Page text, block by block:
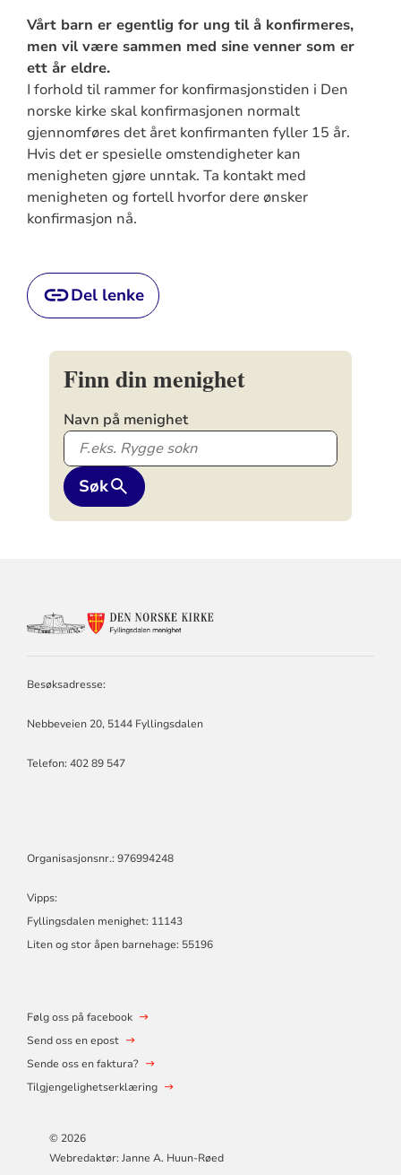
Vårt barn er egentlig for ung til å konfirmeres,
men vil være sammen med sine venner som er
ett år eldre.
I forhold til rammer for konfirmasjonstiden i Den
norske kirke skal konfirmasjonen normalt
gjennomføres det året konfirmanten fyller 15 år.
Hvis det er spesielle omstendigheter kan
menigheten gjøre unntak. Ta kontakt med
menigheten og fortell hvorfor dere ønsker
konfirmasjon nå.
Del lenke
Finn din menighet
Navn på menighet
Søk
Besøksadresse:
Nebbeveien 20, 5144 Fyllingsdalen
Telefon: 402 89 547
Organisasjonsnr.: 976994248
Vipps:
Fyllingsdalen menighet: 11143
Liten og stor åpen barnehage: 55196
Følg oss på facebook
Send oss en epost
Sende oss en faktura?
Tilgjengelighetserklæring
© 2026
Webredaktør: Janne A. Huun-Røed